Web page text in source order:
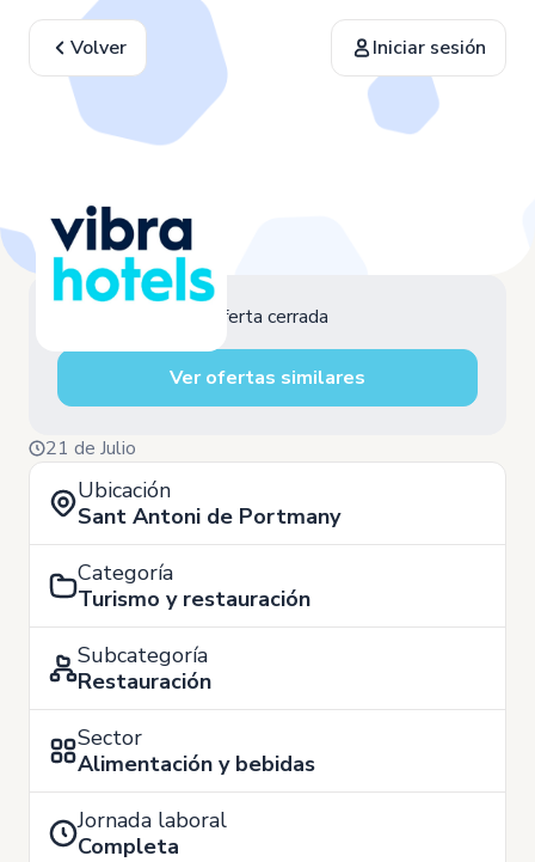
Volver Iniciar sesión
Oferta cerrada
Ver ofertas similares
21 de Julio
Ubicación
Sant Antoni de Portmany
Categoría
Turismo y restauración
Subcategoría
Restauración
Sector
Alimentación y bebidas
Jornada laboral
Completa